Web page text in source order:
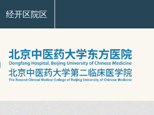
经开区院区